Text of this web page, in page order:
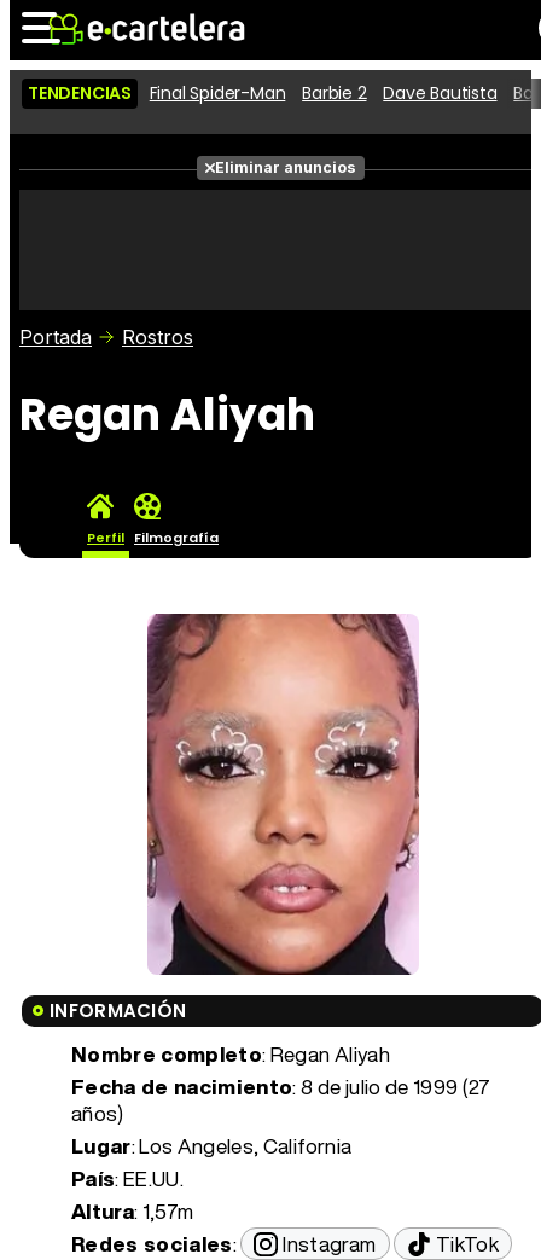
Noticias Cartelera
Películas
Críticas
TENDENCIAS Final Spider-Man Barbie 2 Dave Bautista
Eliminar anuncios
Portada Rostros
Regan Aliyah
Perfil Filmografía
INFORMACIÓN
Nombre completo: Regan Aliyah
Fecha de nacimiento:8 de julio de 1999 (27
años)
Lugar: Los Angeles, California
País: EE.UU.
Altura: 1,57m
Redes sociales: Instagram TikTok